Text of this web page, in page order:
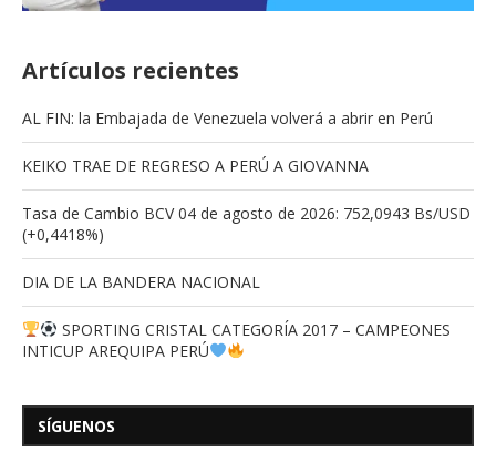
Artículos recientes
AL FIN: la Embajada de Venezuela volverá a abrir en Perú
KEIKO TRAE DE REGRESO A PERÚ A GIOVANNA
Tasa de Cambio BCV 04 de agosto de 2026: 752,0943 Bs/USD
(+0,4418%)
DIA DE LA BANDERA NACIONAL
SPORTING CRISTAL CATEGORÍA 2017 – CAMPEONES
INTICUP AREQUIPA PERÚ
SÍGUENOS